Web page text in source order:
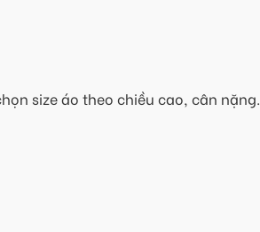
size áo theo chiều cao, cân nặng.